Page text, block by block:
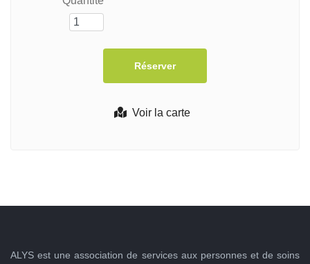
Voir la carte
ALYS est une association de services aux personnes et de soins